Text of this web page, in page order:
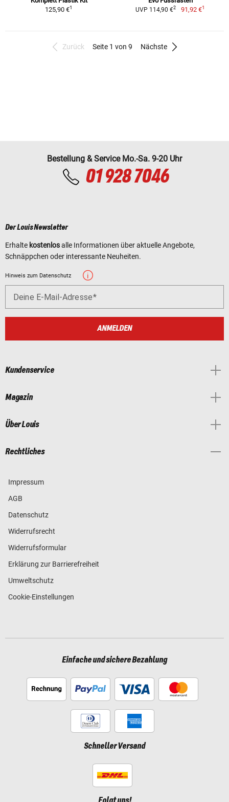
125,90 €1 UVP 114,90 €2 91,92 €1
Zurück Seite 1 von 9 Nächste
Bestellung & Service Mo.-Sa. 9-20 Uhr
01 928 7046
Der Louis Newsletter
Erhalte kostenlosalle Informationen über aktuelle Angebote,
Schnäppchen oder interessante Neuheiten.
Hinweis zum Datenschutz
Deine E-Mail-Adresse
ANMELDEN
Kundenservice
Magazin
Über Louis
Rechtliches
Impressum
AGB
Datenschutz
Widerrufsrecht
Widerrufsformular
Erklärung zur Barrierefreiheit
Umweltschutz
Cookie-Einstellungen
Einfache und sichere Bezahlung
Schneller Versand